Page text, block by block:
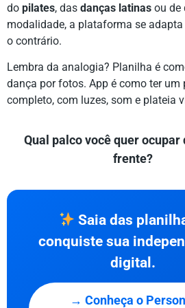
do pilates, das danças latinas ou de
modalidade, a plataforma se
o contrário.
Lembra da analogia? Planilha é
dança por fotos. App é como ter um
completo, com luzes, som e plateia
Qual palco você quer ocupar
frente?
Saia das
conquiste sua
digital.
→ Conheça o